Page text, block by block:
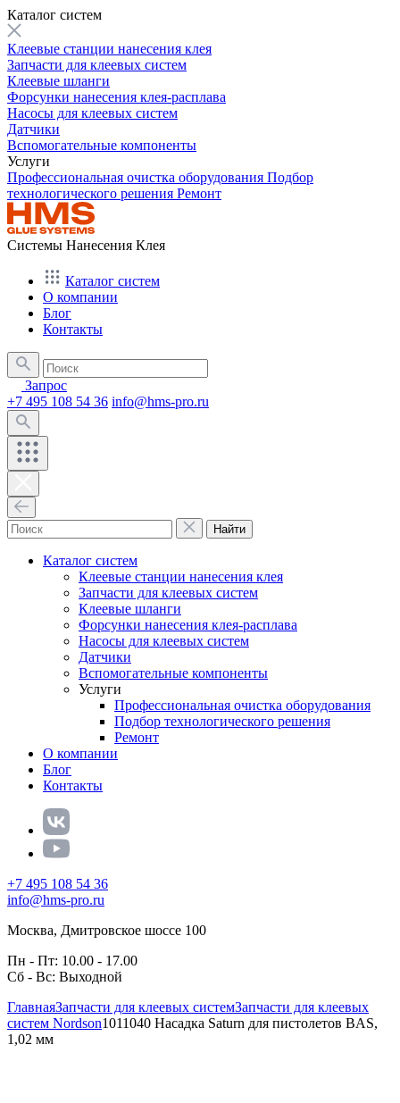
Каталог систем
Клеевые станции нанесения клея
Запчасти для клеевых систем
Клеевые шланги
Форсунки нанесения клея-расплава
Насосы для клеевых систем
Датчики
Вспомогательные компоненты
Услуги
Профессиональная очистка оборудования Подбор
технологического решения Ремонт
Системы Нанесения Клея
Каталог систем
О компании
Блог
Контакты
Запрос
+7 495 108 54 36 info@hms-pro.ru
Найти
Каталог систем
Клеевые станции нанесения клея
Запчасти для клеевых систем
Клеевые шланги
Форсунки нанесения клея-расплава
Насосы для клеевых систем
Датчики
Вспомогательные компоненты
Услуги
Профессиональная очистка оборудования
Подбор технологического решения
Ремонт
О компании
Блог
Контакты
+7 495 108 54 36
info@hms-pro.ru
Москва, Дмитровское шоссе 100
Пн - Пт: 10.00 - 17.00
Сб - Вс: Выходной
ГлавнаяЗапчасти для клеевых системЗапчасти для клеевых
систем Nordson1011040 Насадка Saturn для пистолетов BAS,
1,02 мм